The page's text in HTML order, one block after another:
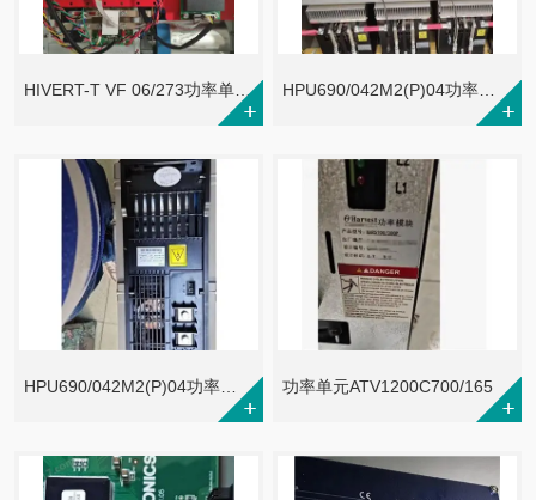
HIVERT-T VF 06/273功率单元HPU690/600D3OP
功率单元ATV1200C700/165